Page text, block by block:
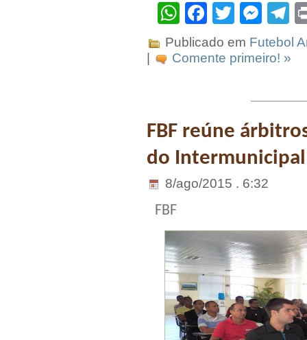
WhatsApp
Facebook
Twitter
Publicado em Futebol
Comente primeiro! »
FBF reúne
do Intermunicipal
8/ago/2015 . 6:32
FBF